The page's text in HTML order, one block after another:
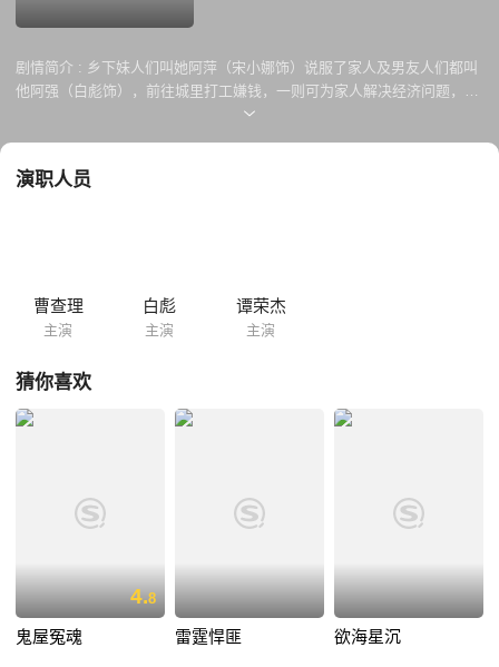
剧情简介 : 乡下妹人们叫她阿萍（宋小娜饰）说服了家人及男友人们都叫
他阿强（白彪饰），前往城里打工嫌钱，一则可为家人解决经济问题，二
则也可为自己结婚酬金。初到城里找到了一家餐馆做事，天生立志的阿萍
无边际的路边上时，无意被早年出来城里做事的同乡阿曼（林青饰）发
路……
演职人员
曹查理
主演
白彪
主演
谭荣杰
主演
猜你喜欢
4.8
鬼屋冤魂 雷霆悍匪 欲海星沉